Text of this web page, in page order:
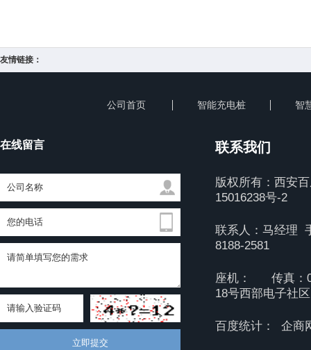
友情链接：
公司首页 智能充电桩 智
在线留言 联系我们
版权所有：西安
15016238号-2
联系人：马经理
8188-2581
座机： 传真：
18号西部电子社
百度统计： 企商